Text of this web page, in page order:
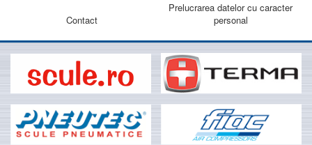
Contact
Prelucrarea datelor cu caracter
personal